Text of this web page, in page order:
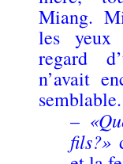
Miang.
les yeux
regard
n’avait
semblable.
–
fils?»